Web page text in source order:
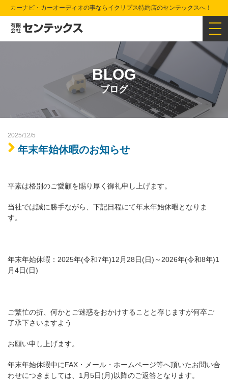
カーナビ・カーオーディオの事ならイクリプス特約店のセンテックスへ！
BLOG
ブログ
2025/12/5
年末年始休暇のお知らせ
平素は格別のご愛顧を賜り厚く御礼申し上げます。
当社では誠に勝手ながら、下記日程にて年末年始休暇となりま
す。
年末年始休暇：2025年(令和7年)12月28日(日)～2026年(令和8年)1
月4日(日)
ご繁忙の折、何かとご迷惑をおかけすることと存じますが何卒ご
了承下さいますよう
お願い申し上げます。
年末年始休暇中にFAX・メール・ホームページ等へ頂いたお問い合
わせにつきましては、1月5日(月)以降のご返答となります。